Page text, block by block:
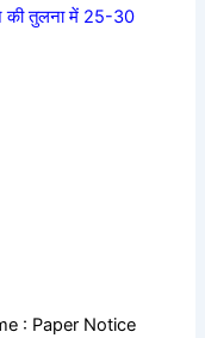
की तुलना में 25-30
: Paper Notice